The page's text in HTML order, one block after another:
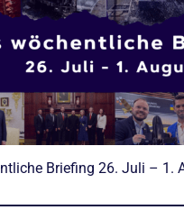
Briefing 26. Juli – 1.